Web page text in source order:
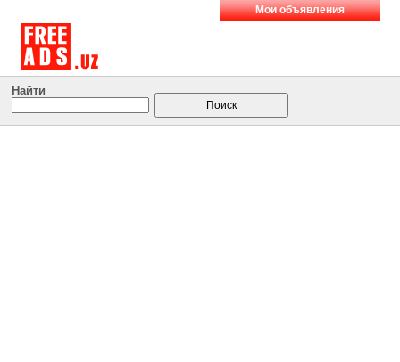
Мои объявления
Найти